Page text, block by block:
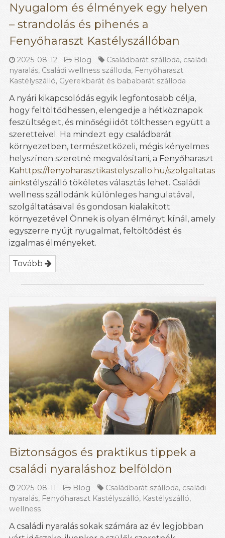
Nyugalom és élmények egy helyen
– strandolás és pihenés a
Fenyőharaszt Kastélyszállóban
2025-08-12 Blog Családbarát szálloda, családi
nyaralás, Családi wellness szálloda, Fenyőharaszt
Kastélyszálló, Gyerekbarát és bababarát szálloda
A nyári kikapcsolódás egyik legfontosabb célja,
hogy feltöltődhessen, elengedje a hétköznapok
feszültségeit, és minőségi időt tölthessen együtt a
szeretteivel. Ha mindezt egy családbarát
környezetben, természetközeli, mégis kényelmes
helyszínen szeretné megvalósítani, a Fenyőharaszt
Ka https://fenyoharasztikastelyszallo.hu/szolgaltatas
ainkstélyszálló tökéletes választás lehet. Családi
wellness szállodánk különleges hangulatával,
szolgáltatásaival és gondosan kialakított
környezetével Önnek is olyan élményt kínál, amely
egyszerre nyújt nyugalmat, feltöltődést és
izgalmas élményeket.
Tovább
Biztonságos és praktikus tippek a
családi nyaraláshoz belföldön
2025-08-11 Blog Családbarát szálloda, családi
nyaralás, Fenyőharaszt Kastélyszálló, Kastélyszálló,
wellness
A családi nyaralás sokak számára az év legjobban